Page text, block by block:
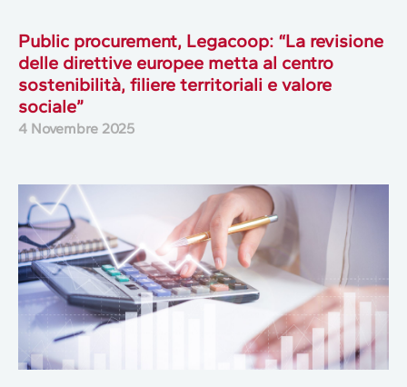
Public procurement, Legacoop: “La revisione
delle direttive europee metta al centro
sostenibilità, filiere territoriali e valore
sociale”
4 Novembre 2025